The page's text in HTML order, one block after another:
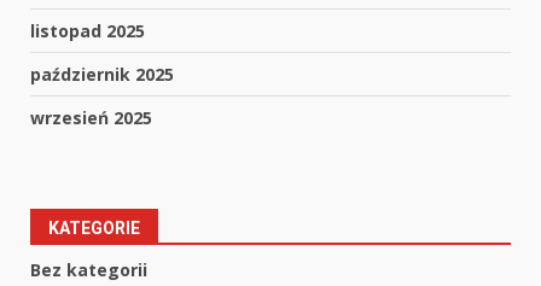
listopad 2025
październik 2025
wrzesień 2025
KATEGORIE
Bez kategorii